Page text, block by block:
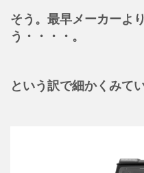
そう。最早メーカーよ
う・・・・。
という訳で細かくみて